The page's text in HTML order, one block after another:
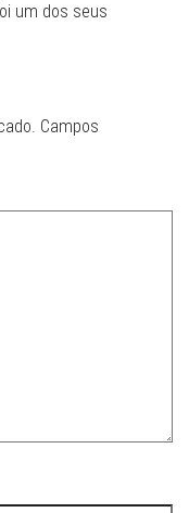
um dos seus
Campos